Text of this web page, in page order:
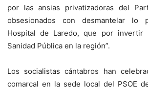
por las ansias privatizadoras del
obsesionados con desmantelar lo
Hospital de Laredo, que por invertir
Sanidad Pública en la región”.
Los socialistas cántabros han
comarcal en la sede local del PSOE